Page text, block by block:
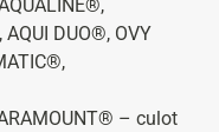
AQUI DUO®, OVY
– culot